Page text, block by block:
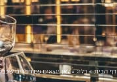
דף הבית»בלוג»לאן יוצאים עם חברים